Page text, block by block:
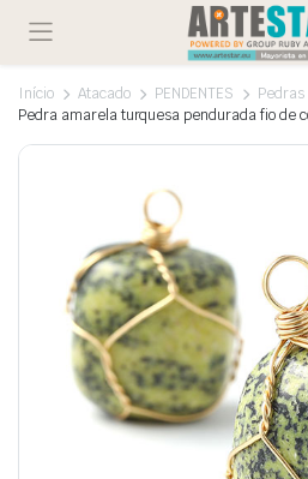
Início Atacado PENDENTES
Pedra amarela turquesa pendurada fio de